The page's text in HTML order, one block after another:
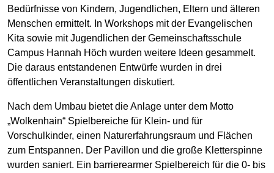
Bedürfnisse von Kindern, Jugendlichen, Eltern und älteren
Menschen ermittelt. In Workshops mit der Evangelischen
Kita sowie mit Jugendlichen der Gemeinschaftsschule
Campus Hannah Höch wurden weitere Ideen gesammelt.
Die daraus entstandenen Entwürfe wurden in drei
öffentlichen Veranstaltungen diskutiert.
Nach dem Umbau bietet die Anlage unter dem Motto
„Wolkenhain“ Spielbereiche für Klein- und für
Vorschulkinder, einen Naturerfahrungsraum und Flächen
zum Entspannen. Der Pavillon und die große Kletterspinne
wurden saniert. Ein barrierearmer Spielbereich für die 0- bis